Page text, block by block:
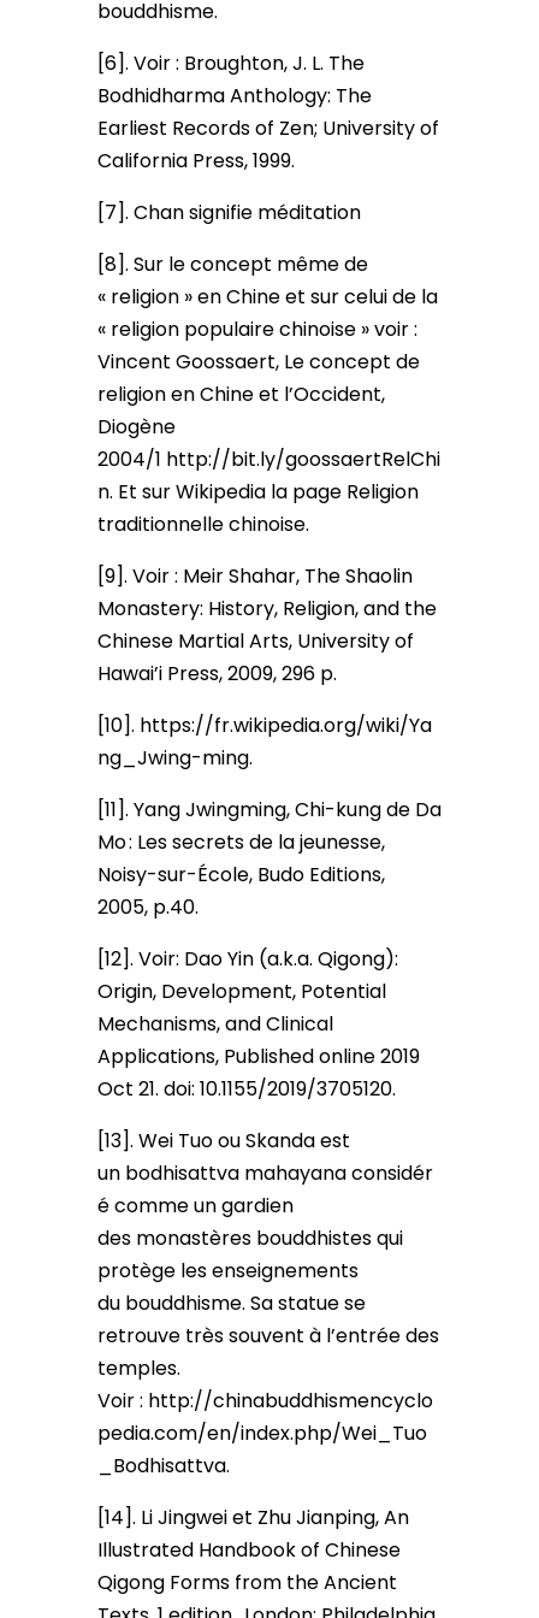
bouddhisme.
[6]. Voir : Broughton, J. L. The
Bodhidharma Anthology: The
Earliest Records of Zen; University of
California Press, 1999.
[7]. Chan signifie méditation
[8]. Sur le concept même de
« religion » en Chine et sur celui de la
« religion populaire chinoise » voir :
Vincent Goossaert, Le concept de
religion en Chine et l’Occident,
Diogène
2004/1 http://bit.ly/goossaertRelChi
n. Et sur Wikipedia la page Religion
traditionnelle chinoise.
[9]. Voir : Meir Shahar, The Shaolin
Monastery: History, Religion, and the
Chinese Martial Arts, University of
Hawai’i Press, 2009, 296 p.
[10]. https://fr.wikipedia.org/wiki/Ya
ng_Jwing-ming.
[11]. Yang Jwingming, Chi-kung de Da
Mo : Les secrets de la jeunesse,
Noisy-sur-École, Budo Editions,
2005, p.40.
[12]. Voir: Dao Yin (a.k.a. Qigong):
Origin, Development, Potential
Mechanisms, and Clinical
Applications, Published online 2019
Oct 21. doi: 10.1155/2019/3705120.
[13]. Wei Tuo ou Skanda est
un bodhisattva mahayana considér
é comme un gardien
des monastères bouddhistes qui
protège les enseignements
du bouddhisme. Sa statue se
retrouve très souvent à l’entrée des
temples.
Voir : http://chinabuddhismencyclo
pedia.com/en/index.php/Wei_Tuo
_Bodhisattva.
[14]. Li Jingwei et Zhu Jianping, An
Illustrated Handbook of Chinese
Qigong Forms from the Ancient